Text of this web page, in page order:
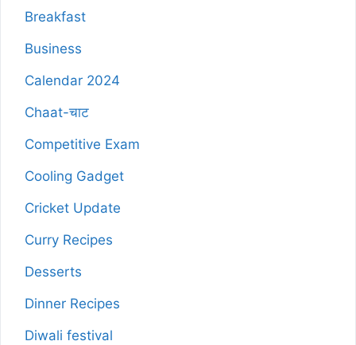
Breakfast
Business
Calendar 2024
Chaat-चाट
Competitive Exam
Cooling Gadget
Cricket Update
Curry Recipes
Desserts
Dinner Recipes
Diwali festival